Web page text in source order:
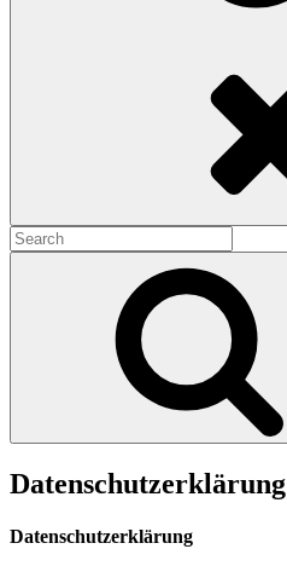
Search
for:
Datenschutzerklärung
Datenschutzerklärung